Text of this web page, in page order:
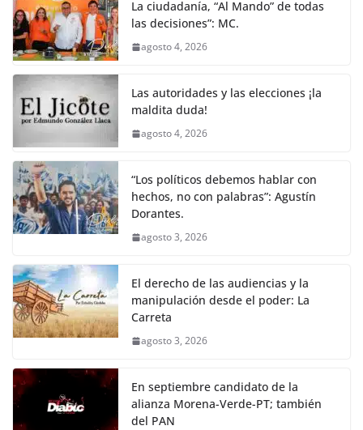
La ciudadanía, “Al Mando” de todas
las decisiones”: MC.
agosto 4, 2026
Las autoridades y las elecciones ¡la
maldita duda!
agosto 4, 2026
“Los políticos debemos hablar con
hechos, no con palabras”: Agustín
Dorantes.
agosto 3, 2026
El derecho de las audiencias y la
manipulación desde el poder: La
Carreta
agosto 3, 2026
En septiembre candidato de la
alianza Morena-Verde-PT; también
del PAN